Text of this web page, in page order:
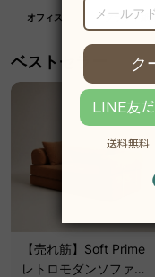
オフィス クラフト紙
ベストセラー
【売れ筋】Soft Prime
レトロモダンソファベ